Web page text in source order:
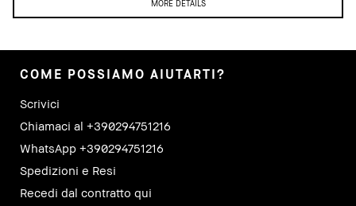
MORE DETAILS
COME POSSIAMO AIUTARTI?
Scrivici
Chiamaci al +390294751216
WhatsApp +390294751216
Spedizioni e Resi
Recedi dal contratto qui